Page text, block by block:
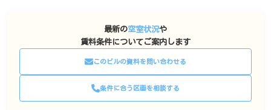
最新の空室状況や
賃料条件についてご案内します
このビルの資料を問い合わせる
条件に合う区画を相談する